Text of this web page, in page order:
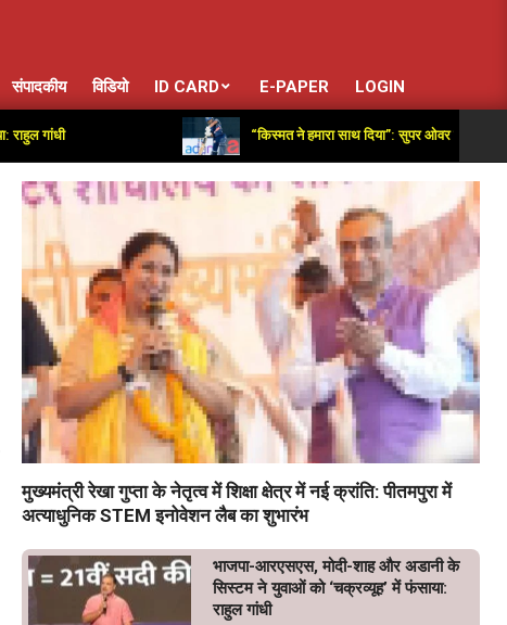
संपादकीय विडियो ID CARD E-PAPER LOGIN
“किस्मत ने हमारा साथ दिया”: सुपर ओवर में जीत के बाद आउटर
मुख्यमंत्री रेखा गुप्ता के नेतृत्व में शिक्षा क्षेत्र में नई क्रांति: पीतमपुरा में
अत्याधुनिक STEM इनोवेशन लैब का शुभारंभ
भाजपा-आरएसएस, मोदी-शाह और अडानी के
सिस्टम ने युवाओं को ‘चक्रव्यूह’ में फंसाया:
राहुल गांधी